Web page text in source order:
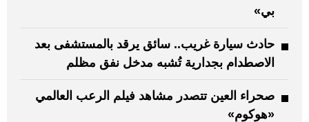
بي»
حادث سيارة غريب.. سائق يرقد بالمستشفى بعد
الاصطدام بجدارية تُشبه مدخل نفق مظلم
صحراء العين تتصدر مشاهد فيلم الرعب العالمي
«هوكوم»